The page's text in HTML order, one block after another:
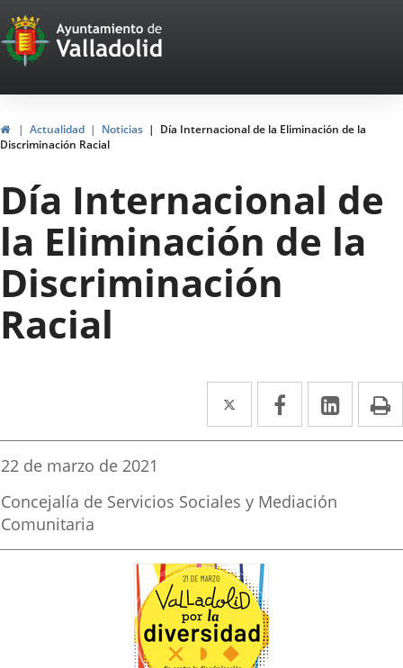
Portal
Web
del
Ayuntamiento
de
Valladolid
HomeActualidad Noticias
Día Internacional de la Eliminación de la
Discriminación Racial
Día Internacional de
la Eliminación de la
Discriminación
Racial
Twitter
Enlace
a
aplicación
externa.
Facebook
Enlace
a
aplicación
Enlace
a
Fecha
la
noticia
22 de marzo de 2021
Fuente
de
la
noticia
Concejalía de Servicios Sociales y Mediación
Comunitaria